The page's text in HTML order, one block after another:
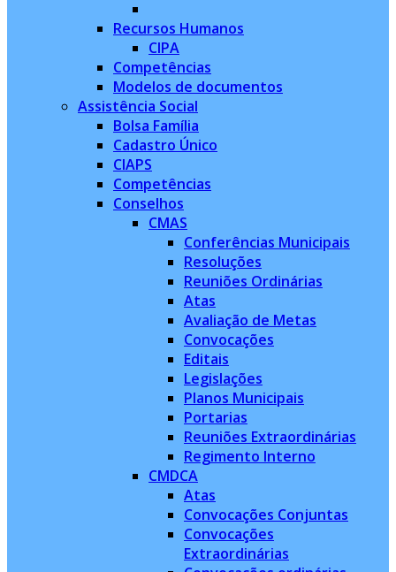
Recursos Humanos
CIPA
Competências
Modelos de documentos
Assistência Social
Bolsa Família
Cadastro Único
CIAPS
Competências
Conselhos
CMAS
Conferências Municipais
Resoluções
Reuniões Ordinárias
Atas
Avaliação de Metas
Convocações
Editais
Legislações
Planos Municipais
Portarias
Reuniões Extraordinárias
Regimento Interno
CMDCA
Atas
Convocações Conjuntas
Convocações
Extraordinárias